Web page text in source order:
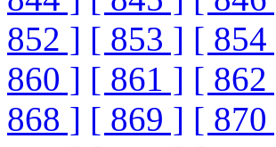
852 ] [ 853 ] [ 854
860 ] [ 861 ] [ 862
868 ] [ 869 ] [ 870